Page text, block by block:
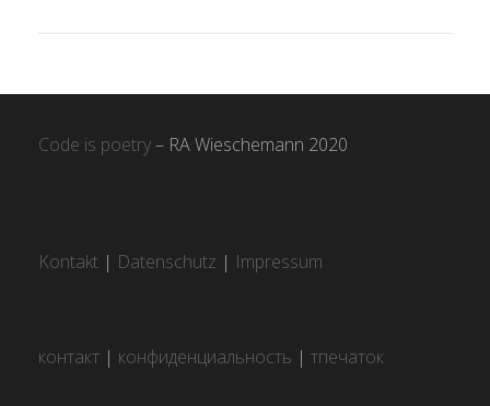
Code is poetry– RA Wieschemann 2020
Kontakt | Datenschutz | Impressum
контакт | конфиденциальность | тпечаток